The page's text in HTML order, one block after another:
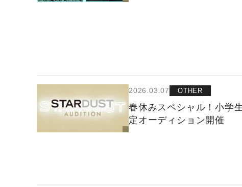
2026.03.07 OTHER
春休みスペシャル！小学
定オーディション開催